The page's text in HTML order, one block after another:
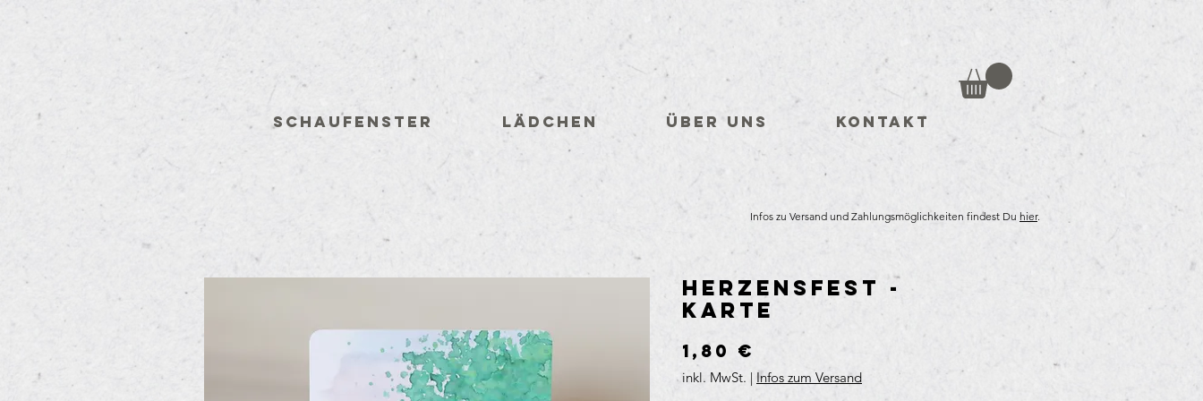
Schaufenster Lädchen Über uns Kontakt
Infos zu Versand und Zahlungsmöglichkeiten findest Du hier.
Herzensfest -
Karte
1,80 €
inkl. MwSt. | Infos zum Versand